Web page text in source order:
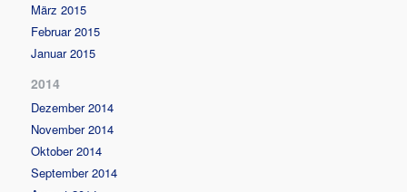
März 2015
Februar 2015
Januar 2015
2014
Dezember 2014
November 2014
Oktober 2014
September 2014